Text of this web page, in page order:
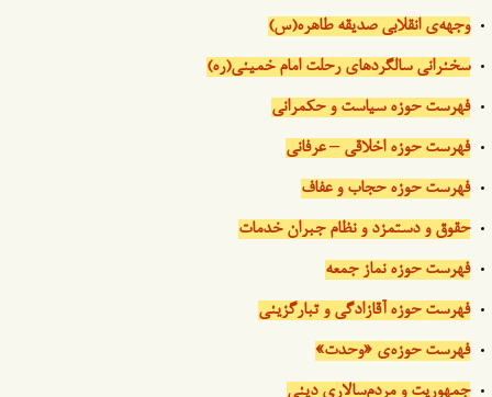
وجهه‌ی انقلابی صدیقه طاهره(س)
سخنرانی سالگردهای رحلت امام خمینی(ره)
فهرست حوزه سیاست و حکمرانی
فهرست حوزه اخلاقی – عرفانی
فهرست حوزه حجاب و عفاف
حقوق و دستمزد و نظام جبران خدمات
فهرست حوزه نماز جمعه
فهرست حوزه آقازادگی و تبارگزینی
فهرست حوزه‌ی «وحدت»
جمهوریت و مردم‌سالاری دینی